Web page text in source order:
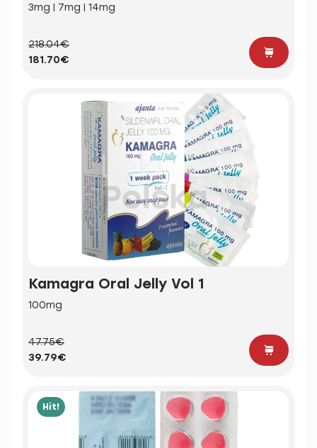
3mg | 7mg | 14mg
218.04€
181.70€
Kamagra Oral Jelly Vol 1
100mg
47.75€
39.79€
Hit!